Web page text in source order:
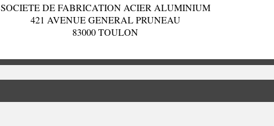
SOCIETE DE FABRICATION ACIER ALUMINIUM
421 AVENUE GENERAL PRUNEAU
83000 TOULON